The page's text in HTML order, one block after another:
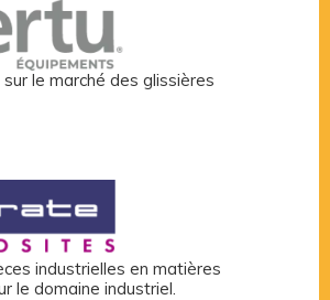
le marché des glissières
industrielles en matières
le domaine industriel.